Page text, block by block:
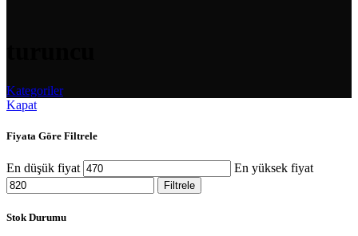
Kategoriler
Kapat
Fiyata Göre Filtrele
En düşük fiyat En yüksek fiyat
Filtrele
Stok Durumu